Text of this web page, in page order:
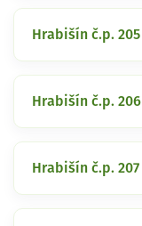
Hrabišín č.p. 205
Hrabišín č.p. 206
Hrabišín č.p. 207